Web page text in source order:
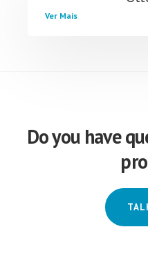
Ver Mais
Do you have